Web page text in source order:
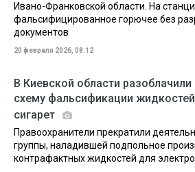
Ивано-Франковской области. На
фальсифицированное горючее без
документов
20 февраля 2026, 08:12
В Киевской области
схему фальсификации
сигарет
Правоохранители прекратили
группы, наладившей подпольное
контрафактных жидкостей для